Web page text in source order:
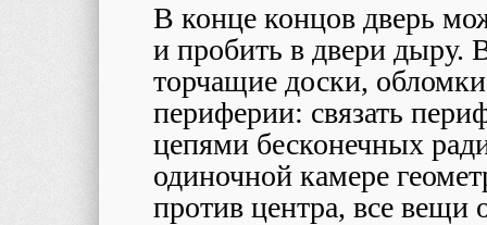
В конце концов дверь
и пробить в двери дыру.
торчащие доски,
периферии: связать
цепями бесконечных
одиночной камере
против центра, все вещи